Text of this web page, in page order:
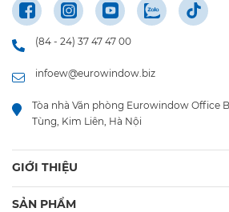
(84 - 24) 37 47 47 00
infoew@eurowindow.biz
Tòa nhà Văn phòng Eurowindow Office
Tùng, Kim Liên, Hà Nội
GIỚI THIỆU
SẢN PHẨM